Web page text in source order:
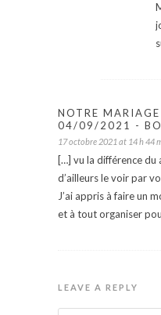
NOTRE
04/09/2021 -
17 octobre 2021 at 14 h 44
[…] vu la différence du
d’ailleurs le voir par
J’ai appris à faire un
et à tout organiser
LEAVE A REPLY